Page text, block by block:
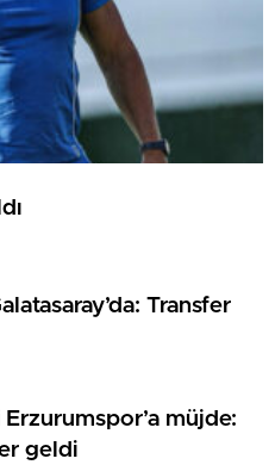
Transfer
Erzurumspor’a müjde:
geldi